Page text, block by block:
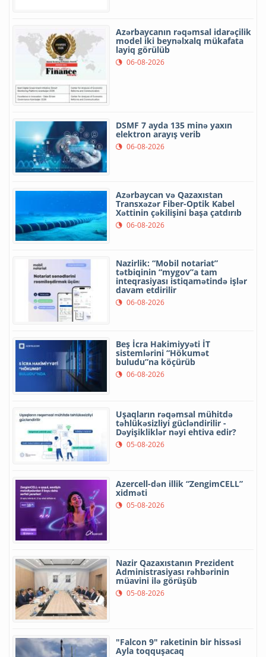
Azərbaycanın rəqəmsal idarəçilik
model iki beynəlxalq mükafata
layiq görülüb
06-08-2026
DSMF 7 ayda 135 minə yaxın
elektron arayış verib
06-08-2026
Azərbaycan və Qazaxıstan
Transxəzər Fiber-Optik Kabel
Xəttinin çəkilişini başa çatdırıb
06-08-2026
Nazirlik: “Mobil notariat”
tətbiqinin “mygov”a tam
inteqrasiyası istiqamətində işlər
davam etdirilir
06-08-2026
Beş İcra Hakimiyyəti İT
sistemlərini “Hökumət
buludu”na köçürüb
06-08-2026
Uşaqların rəqəmsal mühitdə
təhlükəsizliyi gücləndirilir -
Dəyişikliklər nəyi ehtiva edir?
05-08-2026
Azercell-dən illik “ZengimCELL”
xidməti
05-08-2026
Nazir Qazaxıstanın Prezident
Administrasiyası rəhbərinin
müavini ilə görüşüb
05-08-2026
"Falcon 9" raketinin bir hissəsi
Ayla toqquşacaq